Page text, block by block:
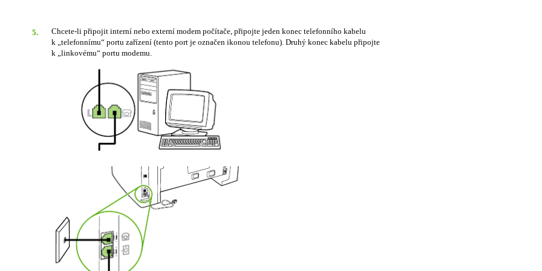
5.
Chcete-li připojit interní nebo externí modem počítače, připojte jeden konec telefonního kabelu
k „telefonnímu“ portu zařízení (tento port je označen ikonou telefonu). Druhý konec kabelu připojte
k „linkovému“ portu modemu.